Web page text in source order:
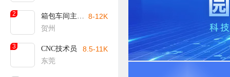
2
箱包车间主任/主管（贺州）
贺州
8-12K
3
CNC技术员
东莞
8.5-11K